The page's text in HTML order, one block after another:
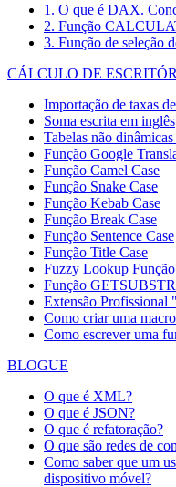
1. O que é DAX.
2. Função
3. Função de seleção
CÁLCULO DE
Importação de taxas
Soma escrita em inglês
Tabelas não
Função Google
Função Camel Case
Função Snake Case
Função Kebab Case
Função Break Case
Função Sentence Case
Função Title Case
Fuzzy Lookup Função
Função GETSUBSTR
Extensão
Como criar uma
Como escrever uma
BLOGUE
O que é XML?
O que é JSON?
O que é refatoração?
O que são redes de
Como saber que um
dispositivo móvel?